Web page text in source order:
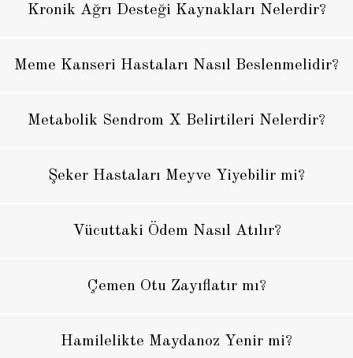
Kronik Ağrı Desteği Kaynakları Nelerdir?
Meme Kanseri Hastaları Nasıl Beslenmelidir?
Metabolik Sendrom X Belirtileri Nelerdir?
Şeker Hastaları Meyve Yiyebilir mi?
Vücuttaki Ödem Nasıl Atılır?
Çemen Otu Zayıflatır mı?
Hamilelikte Maydanoz Yenir mi?